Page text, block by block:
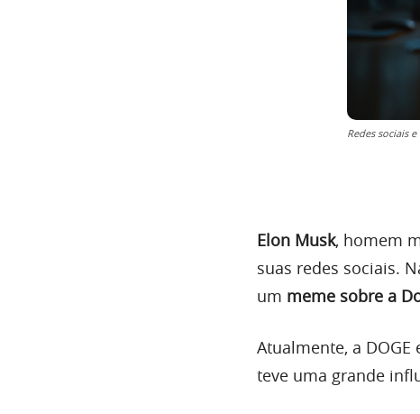
Redes sociais
Elon Musk, homem
suas redes sociais.
um meme sobre a
Atualmente, a DOGE
teve uma grande